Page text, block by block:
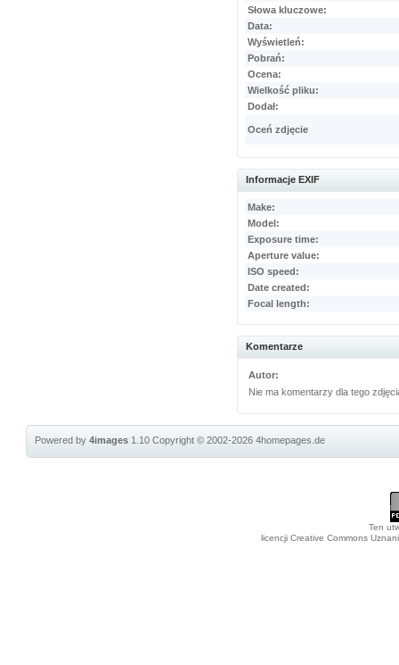
Słowa kluczowe:
Data:
Wyświetleń:
Pobrań:
Ocena:
Wielkość pliku:
Dodał:
Oceń zdjęcie
Informacje EXIF
Make:
Model:
Exposure time:
Aperture value:
ISO speed:
Date created:
Focal length:
Komentarze
Autor:
Nie ma komentarzy dla tego
Powered by4images 1.10Copyright © 2002-20264homepages.de
Ten
licencji Creative Commons